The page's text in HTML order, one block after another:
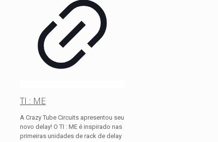
TI : ME
A Crazy Tube Circuits apresentou seu
novo delay! O TI : ME é inspirado nas
primeiras unidades de rack de delay